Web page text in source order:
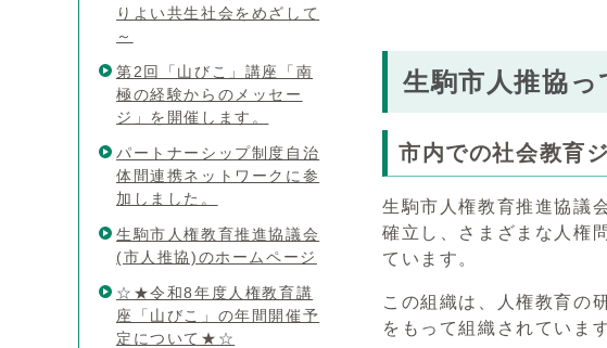
生駒市人推協っ
市内での社会教育
生駒市人権教育推進協議
確立し、さまざまな人権
ています。
この組織は、人権教育の
をもって組織されています
りよい共生社会をめざして
～
第2回「山びこ」講座「南
極の経験からのメッセー
ジ」を開催します。
パートナーシップ制度自治
体間連携ネットワークに参
加しました。
生駒市人権教育推進協議会
(市人推協)のホームページ
☆★令和8年度人権教育講
座「山びこ」の年間開催予
定について★☆